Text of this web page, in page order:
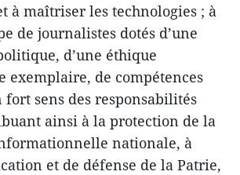
à maîtriser les technologies ; à
de journalistes dotés d’une
d’une éthique
exemplaire, de compétences
fort sens des responsabilités
ainsi à la protection de la
nationale, à
et de défense de la Patrie,